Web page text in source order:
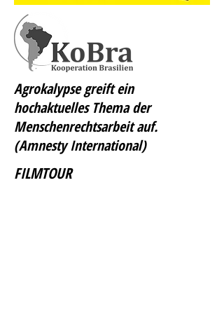
Agrokalypse greift ein
hochaktuelles Thema der
Menschenrechtsarbeit auf.
(Amnesty International)
FILMTOUR